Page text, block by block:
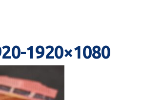
1920×1080